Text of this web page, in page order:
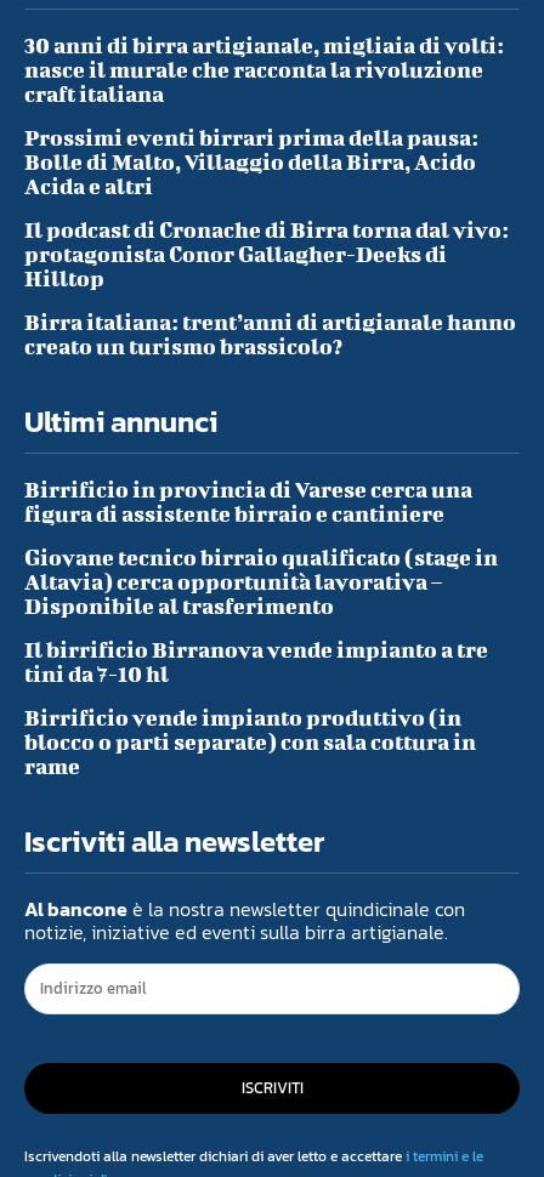
30 anni di birra artigianale, migliaia di volti:
nasce il murale che racconta la rivoluzione
craft italiana
Prossimi eventi birrari prima della pausa:
Bolle di Malto, Villaggio della Birra, Acido
Acida e altri
Il podcast di Cronache di Birra torna dal vivo:
protagonista Conor Gallagher-Deeks di
Hilltop
Birra italiana: trent’anni di artigianale hanno
creato un turismo brassicolo?
Ultimi annunci
Birrificio in provincia di Varese cerca una
figura di assistente birraio e cantiniere
Giovane tecnico birraio qualificato (stage in
Altavia) cerca opportunità lavorativa –
Disponibile al trasferimento
Il birrificio Birranova vende impianto a tre
tini da 7-10 hl
Birrificio vende impianto produttivo (in
blocco o parti separate) con sala cottura in
rame
Iscriviti alla newsletter
Al banconeè la nostra newsletter quindicinale con
notizie, iniziative ed eventi sulla birra artigianale.
ISCRIVITI
Iscrivendoti alla newsletter dichiari di aver letto e accettarei termini e le